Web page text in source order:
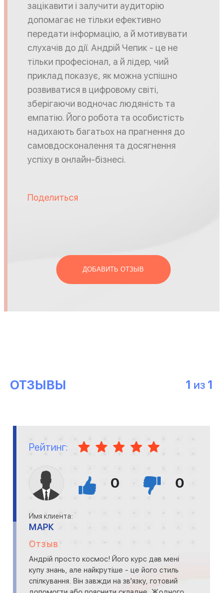
зацікавити і залучити аудиторію
допомагає не тільки ефективно
передати інформацію, а й мотивувати
слухачів до дії. Андрій Чепик - це не
тільки професіонал, а й лідер, чий
приклад показує, як можна успішно
розвиватися в цифровому світі,
зберігаючи водночас людяність та
емпатію. Його робота та особистість
надихають багатьох на прагнення до
самовдосконалення та досягнення
успіху в онлайн-бізнесі.
Поделиться
ДОБАВИТЬ ОТЗЫВ
ОТЗЫВЫ 1 ИЗ 1
Рейтинг:
0 0
Имя клиента:
МАРК
Отзыв
Андрій просто космос! Його курс дав мені
купу знань, але найкрутіше - це його стиль
спілкування. Він завжди на зв'язку, готовий